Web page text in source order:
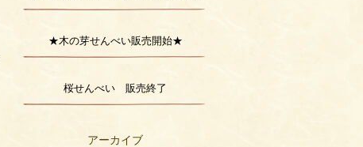
★木の芽せんべい販売開始★
桜せんべい 販売終了
アーカイブ